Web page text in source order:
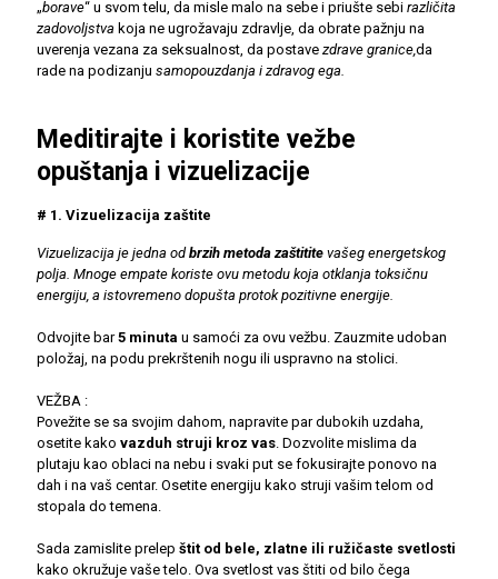
„borave“ u svom telu, da misle malo na sebe i priušte sebi različita
zadovoljstva koja ne ugrožavaju zdravlje, da obrate pažnju na
uverenja vezana za seksualnost, da postave zdrave granice,da
rade na podizanju samopouzdanja i zdravog ega.
Meditirajte i koristite vežbe
opuštanja i vizuelizacije
# 1. Vizuelizacija zaštite
Vizuelizacija je jedna odbrzih metoda zaštitite vašeg energetskog
polja. Mnoge empate koriste ovu metodu koja otklanja toksičnu
energiju, a istovremeno dopušta protok pozitivne energije.
Odvojite bar5 minuta u samoći za ovu vežbu. Zauzmite udoban
položaj, na podu prekrštenih nogu ili uspravno na stolici.
VEŽBA :
Povežite se sa svojim dahom, napravite par dubokih uzdaha,
osetite kako vazduh struji kroz vas. Dozvolite mislima da
plutaju kao oblaci na nebu i svaki put se fokusirajte ponovo na
dah i na vaš centar. Osetite energiju kako struji vašim telom od
stopala do temena.
Sada zamislite prelep štit od bele, zlatne ili ružičaste svetlosti
kako okružuje vaše telo. Ova svetlost vas štiti od bilo čega